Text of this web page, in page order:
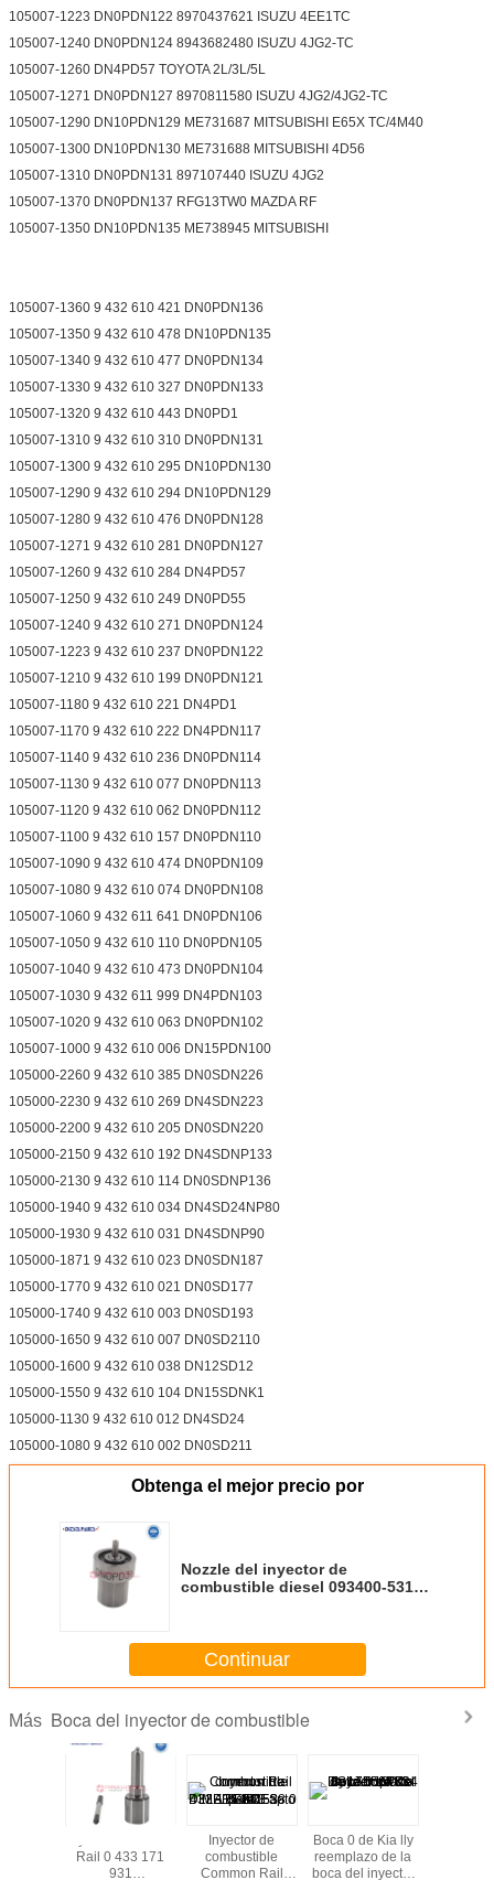
105007-1223 DN0PDN122 8970437621 ISUZU 4EE1TC
105007-1240 DN0PDN124 8943682480 ISUZU 4JG2-TC
105007-1260 DN4PD57 TOYOTA 2L/3L/5L
105007-1271 DN0PDN127 8970811580 ISUZU 4JG2/4JG2-TC
105007-1290 DN10PDN129 ME731687 MITSUBISHI E65X TC/4M40
105007-1300 DN10PDN130 ME731688 MITSUBISHI 4D56
105007-1310 DN0PDN131 897107440 ISUZU 4JG2
105007-1370 DN0PDN137 RFG13TW0 MAZDA RF
105007-1350 DN10PDN135 ME738945 MITSUBISHI
105007-1360 9 432 610 421 DN0PDN136
105007-1350 9 432 610 478 DN10PDN135
105007-1340 9 432 610 477 DN0PDN134
105007-1330 9 432 610 327 DN0PDN133
105007-1320 9 432 610 443 DN0PD1
105007-1310 9 432 610 310 DN0PDN131
105007-1300 9 432 610 295 DN10PDN130
105007-1290 9 432 610 294 DN10PDN129
105007-1280 9 432 610 476 DN0PDN128
105007-1271 9 432 610 281 DN0PDN127
105007-1260 9 432 610 284 DN4PD57
105007-1250 9 432 610 249 DN0PD55
105007-1240 9 432 610 271 DN0PDN124
105007-1223 9 432 610 237 DN0PDN122
105007-1210 9 432 610 199 DN0PDN121
105007-1180 9 432 610 221 DN4PD1
105007-1170 9 432 610 222 DN4PDN117
105007-1140 9 432 610 236 DN0PDN114
105007-1130 9 432 610 077 DN0PDN113
105007-1120 9 432 610 062 DN0PDN112
105007-1100 9 432 610 157 DN0PDN110
105007-1090 9 432 610 474 DN0PDN109
105007-1080 9 432 610 074 DN0PDN108
105007-1060 9 432 611 641 DN0PDN106
105007-1050 9 432 610 110 DN0PDN105
105007-1040 9 432 610 473 DN0PDN104
105007-1030 9 432 611 999 DN4PDN103
105007-1020 9 432 610 063 DN0PDN102
105007-1000 9 432 610 006 DN15PDN100
105000-2260 9 432 610 385 DN0SDN226
105000-2230 9 432 610 269 DN4SDN223
105000-2200 9 432 610 205 DN0SDN220
105000-2150 9 432 610 192 DN4SDNP133
105000-2130 9 432 610 114 DN0SDNP136
105000-1940 9 432 610 034 DN4SD24NP80
105000-1930 9 432 610 031 DN4SDNP90
105000-1871 9 432 610 023 DN0SDN187
105000-1770 9 432 610 021 DN0SD177
105000-1740 9 432 610 003 DN0SD193
105000-1650 9 432 610 007 DN0SD2110
105000-1600 9 432 610 038 DN12SD12
105000-1550 9 432 610 104 DN15SDNK1
105000-1130 9 432 610 012 DN4SD24
105000-1080 9 432 610 002 DN0SD211
Obtenga el mejor precio por
Nozzle del inyector de
combustible diesel 093400-5310
Continuar
Más Boca del inyector de combustible
Rail 0 433 171
931
Inyector de
combustible
Common Rail
Boca 0 de Kia lly
reemplazo de la
boca del inyector